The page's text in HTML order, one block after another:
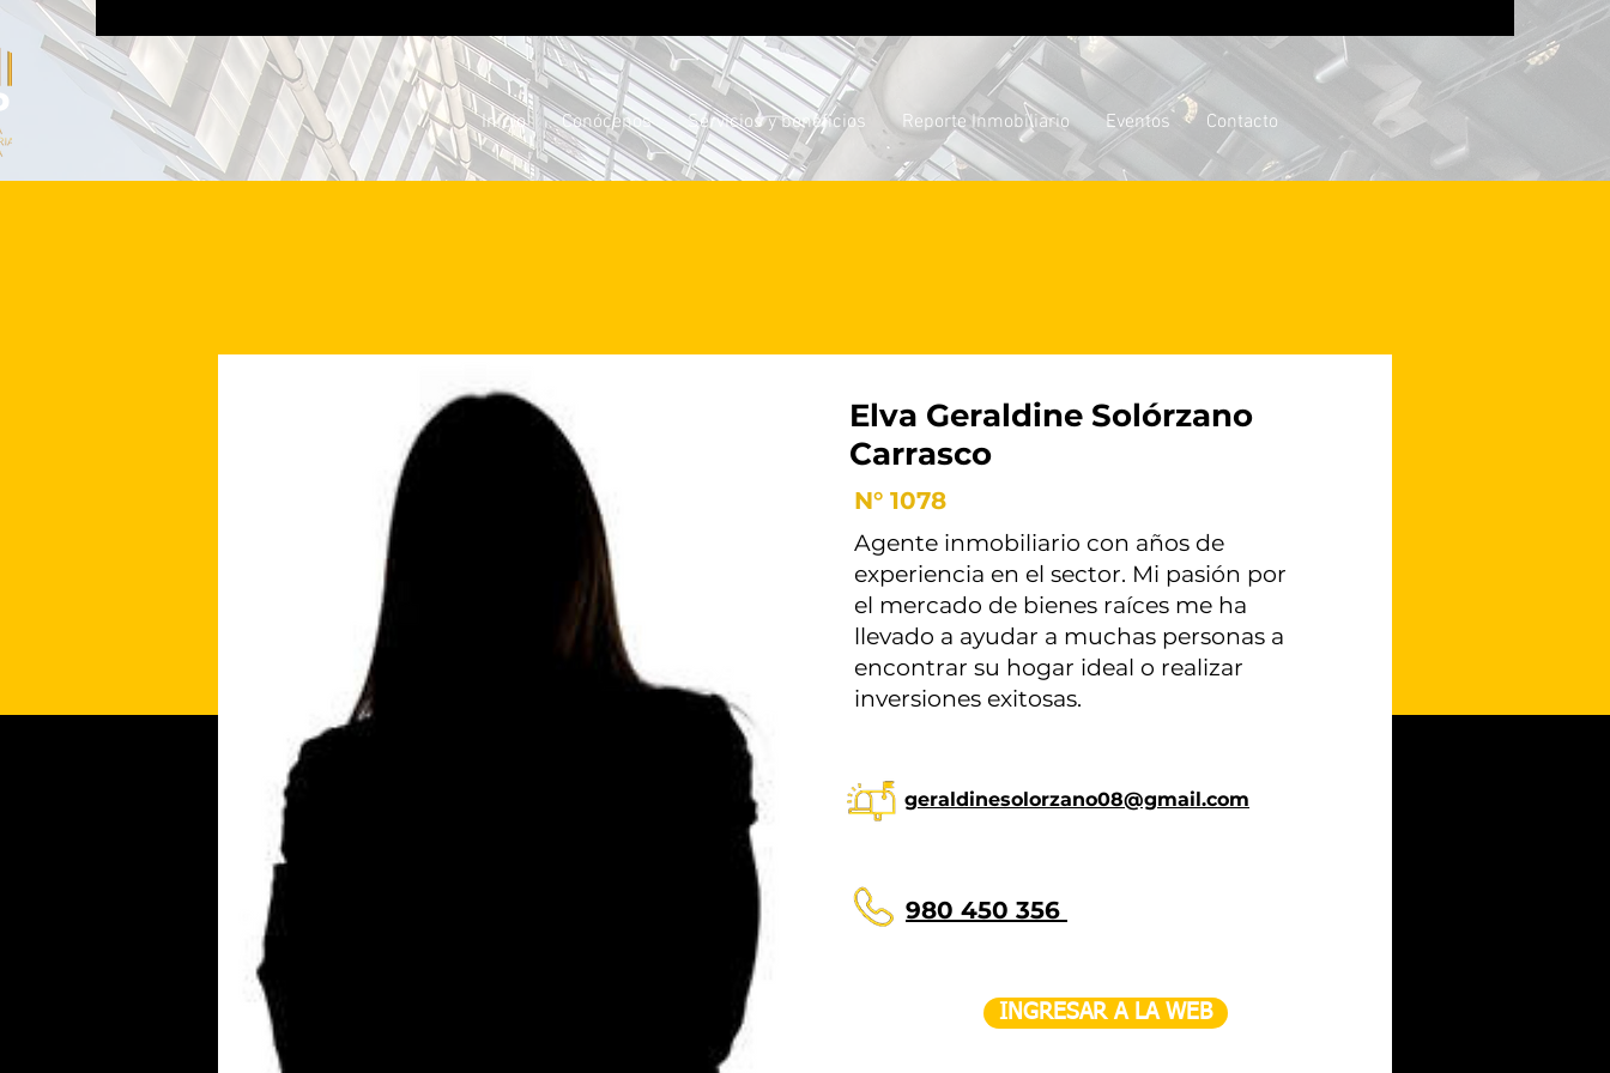
Inicio Conócenos Servicios y beneficios Reporte Inmobiliario Eventos Contacto
Elva Geraldine Solórzano
Carrasco
N° 1078
Agente inmobiliario con años de
experiencia en el sector. Mi pasión por
el mercado de bienes raíces me ha
llevado a ayudar a muchas personas a
encontrar su hogar ideal o realizar
inversiones exitosas.
geraldinesolorzano08@gmail.com
980 450 356
INGRESAR A LA WEB